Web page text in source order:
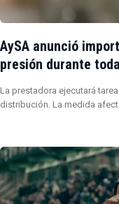
AySA anunció
presión durante
La prestadora ejecutará
distribución. La medida